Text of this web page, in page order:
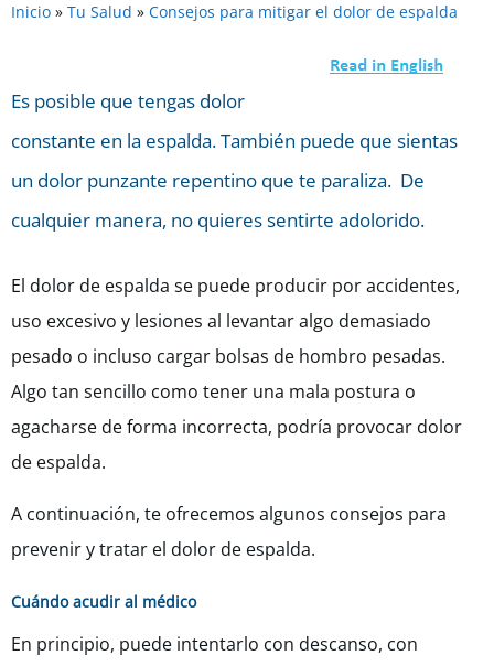
Inicio » Tu Salud » Consejos para mitigar el dolor de espalda
Es posible que tengas dolor
constante en la espalda. También puede que sientas
un dolor punzante repentino que te paraliza. De
cualquier manera, no quieres sentirte adolorido.
El dolor de espalda se puede producir por accidentes,
uso excesivo y lesiones al levantar algo demasiado
pesado o incluso cargar bolsas de hombro pesadas.
Algo tan sencillo como tener una mala postura o
agacharse de forma incorrecta, podría provocar dolor
de espalda.
A continuación, te ofrecemos algunos consejos para
prevenir y tratar el dolor de espalda.
Cuándo acudir al médico
En principio, puede intentarlo con descanso, con